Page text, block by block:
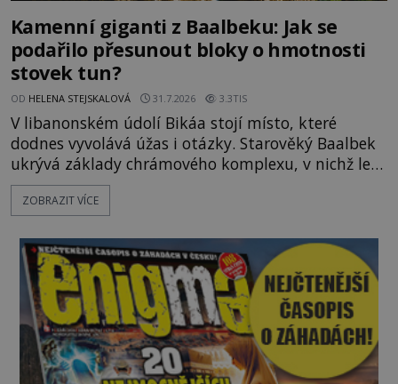
Kamenní giganti z Baalbeku: Jak se
podařilo přesunout bloky o hmotnosti
stovek tun?
OD HELENA STEJSKALOVÁ 31.7.2026 3.3TIS
V libanonském údolí Bikáa stojí místo, které
dodnes vyvolává úžas i otázky. Starověký Baalbek
ukrývá základy chrámového komplexu, v nichž leží
kameny tak obrovské, že se zdá téměř nemožné je
přesunout. Některé bloky váží kolem tisíce tun,
kolosů dokonce odhadem až 1650 tun. Jak lidé bez
moderních strojů dokázali takové giganty vytesat,
dopravit a přesně u
ZOBRAZIT VÍCE